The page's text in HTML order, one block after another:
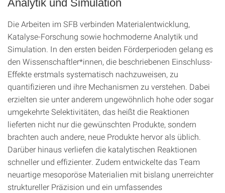
Analytik und Simulation
Die Arbeiten im SFB verbinden Materialentwicklung,
Katalyse-Forschung sowie hochmoderne Analytik und
Simulation. In den ersten beiden Förderperioden gelang es
den Wissenschaftler*innen, die beschriebenen Einschluss-
Effekte erstmals systematisch nachzuweisen, zu
quantifizieren und ihre Mechanismen zu verstehen. Dabei
erzielten sie unter anderem ungewöhnlich hohe oder sogar
umgekehrte Selektivitäten, das heißt die Reaktionen
lieferten nicht nur die gewünschten Produkte, sondern
brachten auch andere, neue Produkte hervor als üblich.
Darüber hinaus verliefen die katalytischen Reaktionen
schneller und effizienter. Zudem entwickelte das Team
neuartige mesoporöse Materialien mit bislang unerreichter
struktureller Präzision und ein umfassendes